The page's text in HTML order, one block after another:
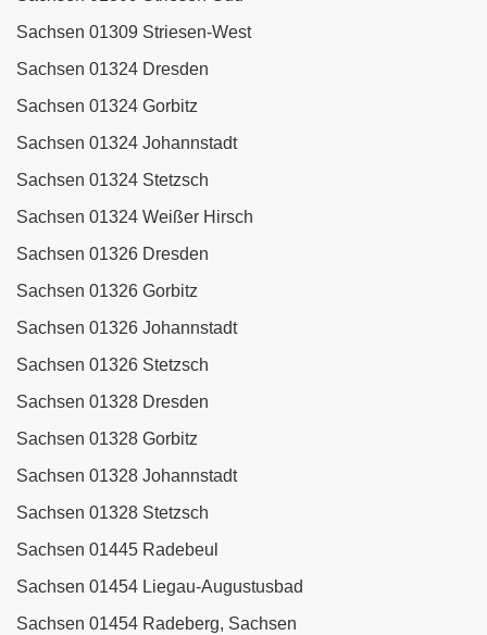
Sachsen 01309 Striesen-West
Sachsen 01324 Dresden
Sachsen 01324 Gorbitz
Sachsen 01324 Johannstadt
Sachsen 01324 Stetzsch
Sachsen 01324 Weißer Hirsch
Sachsen 01326 Dresden
Sachsen 01326 Gorbitz
Sachsen 01326 Johannstadt
Sachsen 01326 Stetzsch
Sachsen 01328 Dresden
Sachsen 01328 Gorbitz
Sachsen 01328 Johannstadt
Sachsen 01328 Stetzsch
Sachsen 01445 Radebeul
Sachsen 01454 Liegau-Augustusbad
Sachsen 01454 Radeberg, Sachsen